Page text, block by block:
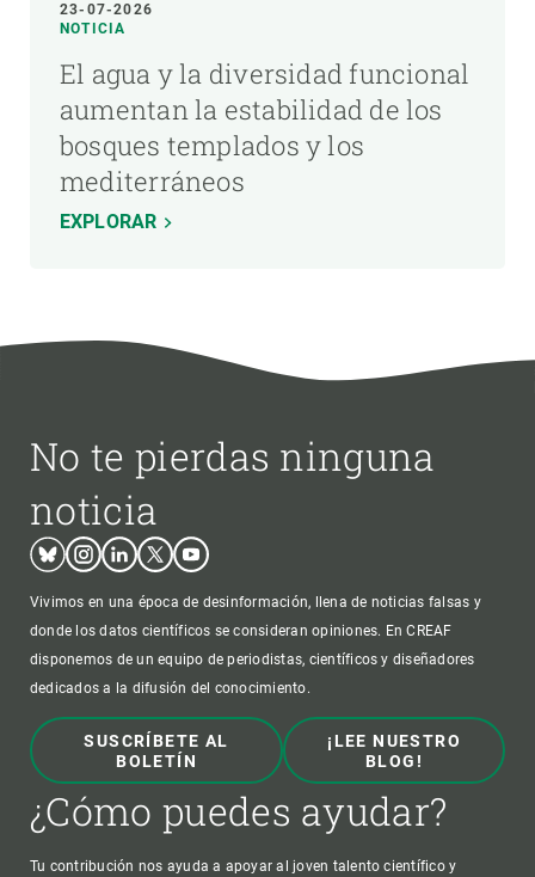
23-07-2026
NOTICIA
El agua y la diversidad funcional
aumentan la estabilidad de los
bosques templados y los
mediterráneos
EXPLORAR
No te pierdas ninguna
noticia
BlueskyInstagram
LinkedinTwitterYoutube
Vivimos en una época de desinformación, llena de noticias falsas y
donde los datos científicos se consideran opiniones. En CREAF
disponemos de un equipo de periodistas, científicos y diseñadores
dedicados a la difusión del conocimiento.
SUSCRÍBETE AL
BOLETÍN
¡LEE NUESTRO
BLOG!
¿Cómo puedes ayudar?
Tu contribución nos ayuda a apoyar al joven talento científico y